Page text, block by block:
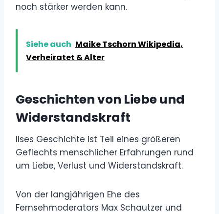
noch stärker werden kann.
Siehe auch Maike Tschorn Wikipedia,
Verheiratet & Alter
Geschichten von Liebe und
Widerstandskraft
Ilses Geschichte ist Teil eines größeren
Geflechts menschlicher Erfahrungen rund
um Liebe, Verlust und Widerstandskraft.
Von der langjährigen Ehe des
Fernsehmoderators Max Schautzer und